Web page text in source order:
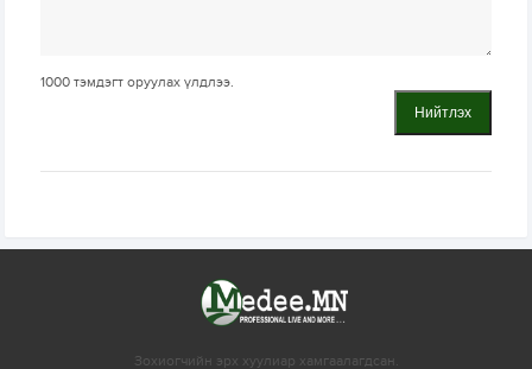
1000 тэмдэгт оруулах үлдлээ.
Нийтлэх
Зохиогчийн эрх хуулиар хамгаалагдсан.